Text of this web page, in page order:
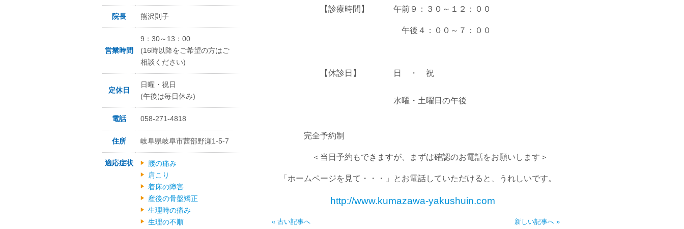
【診療時間】 午前９：３０～１２：００
午後４：００～７：００
【休診日】 日 ・ 祝
水曜・土曜日の午後
完全予約制
＜当日予約もできますが、まずは確認のお電話をお願いします＞
「ホームページを見て・・・」とお電話していただけると、うれしいです。
http://www.kumazawa-yakushuin.com
« 古い記事へ 新しい記事へ »
院長 熊沢則子
営業時間
9：30～13：00
(16時以降をご希望の方はご
相談ください)
定休日
日曜・祝日
(午後は毎日休み)
電話 058-271-4818
住所 岐阜県岐阜市茜部野瀬1-5-7
適応症状
腰の痛み
肩こり
着床の障害
産後の骨盤矯正
生理時の痛み
生理の不順